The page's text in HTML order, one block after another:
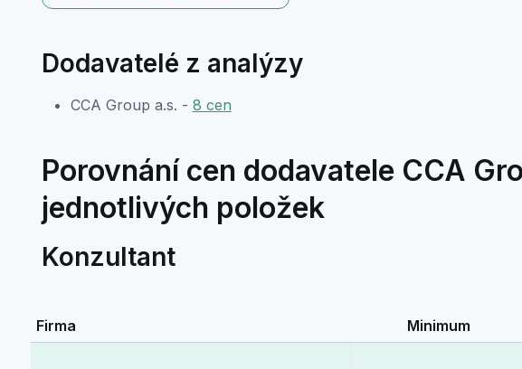
Dodavatelé z analýzy
CCA Group a.s. - 8 cen
Porovnání cen dodavatele CCA
jednotlivých položek
Konzultant
Firma Minimum